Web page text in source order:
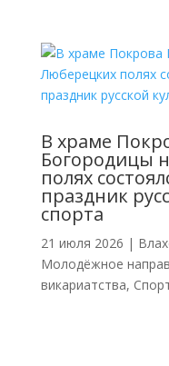
В храме
Богородицы
полях
праздник
спорта
21 июля 2026 |
Молодёжное
викариатства,